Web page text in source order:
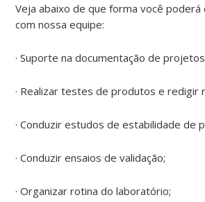
Veja abaixo de que forma você poderá
com nossa equipe:
· Suporte na documentação de
· Realizar testes de produtos e redigir
· Conduzir estudos de estabilidade de
· Conduzir ensaios de validação;
· Organizar rotina do laboratório;